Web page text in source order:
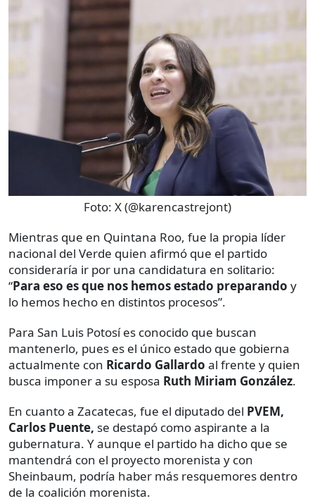
Foto: X (@karencastrejont)
Mientras que en Quintana Roo, fue la propia líder
nacional del Verde quien afirmó que el partido
consideraría ir por una candidatura en solitario:
“Para eso es que nos hemos estado preparando y
lo hemos hecho en distintos procesos”.
Para San Luis Potosí es conocido que buscan
mantenerlo, pues es el único estado que gobierna
actualmente con Ricardo Gallardo al frente y quien
busca imponer a su esposa Ruth Miriam González.
En cuanto a Zacatecas, fue el diputado del PVEM,
Carlos Puente, se destapó como aspirante a la
gubernatura. Y aunque el partido ha dicho que se
mantendrá con el proyecto morenista y con
Sheinbaum, podría haber más resquemores dentro
de la coalición morenista.